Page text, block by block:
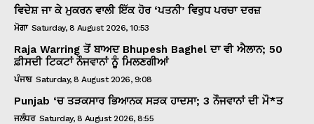
ਵਿਦੇਸ਼ ਜਾ ਕੇ ਮੁਕਰਨ ਵਾਲੀ ਇੱਕ ਹੋਰ ‘ਪਤਨੀ’ ਵਿਰੁਧ ਪਰਚਾ ਦਰਜ਼
ਮੋਗਾ Saturday, 8 August 2026, 10:53
Raja Warring ਤੋਂ ਬਾਅਦ Bhupesh Baghel ਦਾ ਵੀ ਐਲਾਨ; 50
ਫ਼ੀਸਦੀ ਟਿਕਟਾਂ ਨੌਜਵਾਨਾਂ ਨੂੰ ਮਿਲਣਗੀਆਂ
ਪੰਜਾਬ Saturday, 8 August 2026, 9:08
Punjab ‘ਚ ਤੜਕਸਾਰ ਭਿਆਨਕ ਸੜਕ ਹਾਦਸਾ; 3 ਨੌਜਵਾਨਾਂ ਦੀ ਮੌ*ਤ
ਜਲੰਧਰ Saturday, 8 August 2026, 8:55